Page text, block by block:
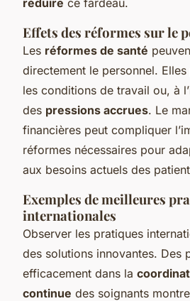
Effets des réformes sur le
Les réformes de santé
directement le personnel.
les conditions de travail ou, à
des pressions accrues. Le
financières peut compliquer
réformes nécessaires pour
aux besoins actuels des
Exemples de meilleures
internationales
Observer les pratiques
des solutions innovantes. Des
efficacement dans la
continue des soignants